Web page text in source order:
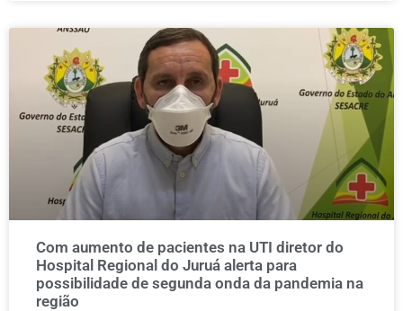
Com aumento de pacientes na UTI diretor do
Hospital Regional do Juruá alerta para
possibilidade de segunda onda da pandemia na
região